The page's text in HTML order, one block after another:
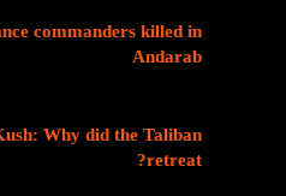
commanders killed in
Andarab
Why did the Taliban
retreat?